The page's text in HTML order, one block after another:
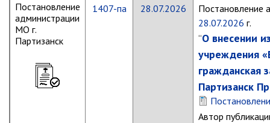
Тарифы, нормативы
Административно-хозяйственное
Контрольно-ревизионный отдел
Постановление
администрации
МО г.
Партизанск
1407-па 28.07.2026
Постановление
28.07.2026 г.
“О внесении
учреждения
гражданская
Партизанск
Автор